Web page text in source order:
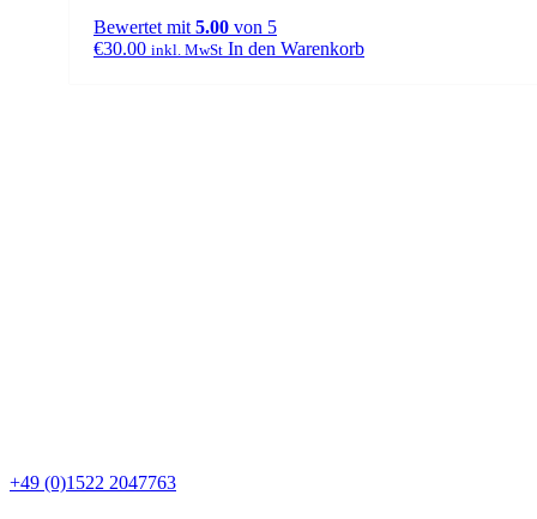
Bewertet mit 5.00 von 5
€30.00 inkl. MwSt In den Warenkorb
+49 (0)1522 2047763